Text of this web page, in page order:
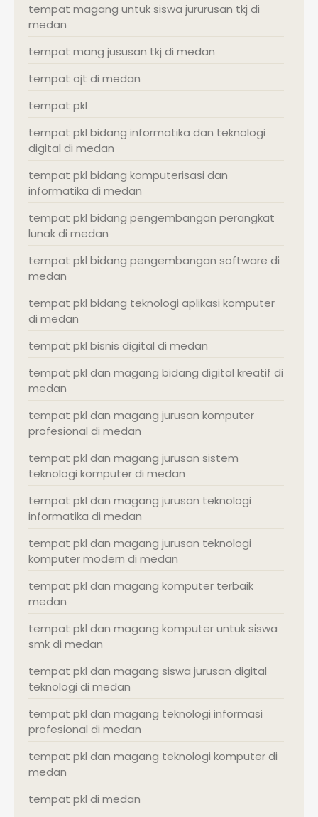
tempat magang untuk siswa jururusan tkj di
medan
tempat mang jususan tkj di medan
tempat ojt di medan
tempat pkl
tempat pkl bidang informatika dan teknologi
digital di medan
tempat pkl bidang komputerisasi dan
informatika di medan
tempat pkl bidang pengembangan perangkat
lunak di medan
tempat pkl bidang pengembangan software di
medan
tempat pkl bidang teknologi aplikasi komputer
di medan
tempat pkl bisnis digital di medan
tempat pkl dan magang bidang digital kreatif di
medan
tempat pkl dan magang jurusan komputer
profesional di medan
tempat pkl dan magang jurusan sistem
teknologi komputer di medan
tempat pkl dan magang jurusan teknologi
informatika di medan
tempat pkl dan magang jurusan teknologi
komputer modern di medan
tempat pkl dan magang komputer terbaik
medan
tempat pkl dan magang komputer untuk siswa
smk di medan
tempat pkl dan magang siswa jurusan digital
teknologi di medan
tempat pkl dan magang teknologi informasi
profesional di medan
tempat pkl dan magang teknologi komputer di
medan
tempat pkl di medan